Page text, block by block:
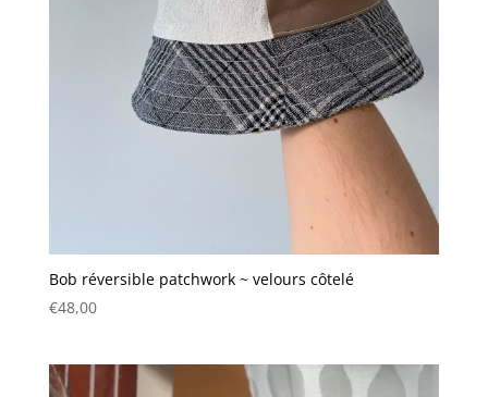
Bob réversible patchwork ~ velours côtelé
€48,00